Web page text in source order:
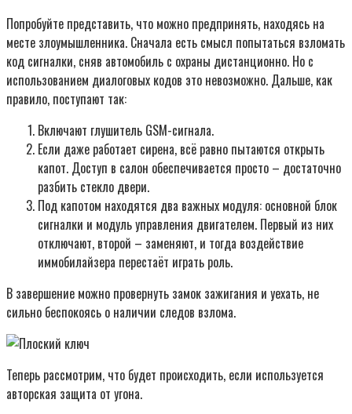
Попробуйте представить, что можно предпринять, находясь на
месте злоумышленника. Сначала есть смысл попытаться взломать
код сигналки, сняв автомобиль с охраны дистанционно. Но с
использованием диалоговых кодов это невозможно. Дальше, как
правило, поступают так:
Включают глушитель GSM-сигнала.
Если даже работает сирена, всё равно пытаются открыть
капот. Доступ в салон обеспечивается просто – достаточно
разбить стекло двери.
Под капотом находятся два важных модуля: основной блок
сигналки и модуль управления двигателем. Первый из них
отключают, второй – заменяют, и тогда воздействие
иммобилайзера перестаёт играть роль.
В завершение можно провернуть замок зажигания и уехать, не
сильно беспокоясь о наличии следов взлома.
Теперь рассмотрим, что будет происходить, если используется
авторская защита от угона.